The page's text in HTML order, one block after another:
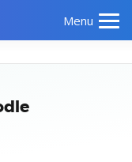
Menu